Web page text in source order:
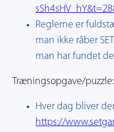
Reglerne er
man ikke råber
man har fundet
Træningsopgave/puzzle:
Hver dag bliver
https://